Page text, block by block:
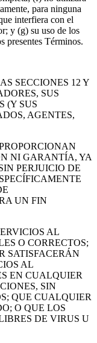
para ninguna
interfiera con el
y (g) su uso de los
presentes Términos.
SECCIONES 12 Y
SUS
(Y SUS
AGENTES,
NI GARANTÍA, YA
PERJUICIO DE
UN FIN
AL
O CORRECTOS;
SATISFACERÁN
AL
EN CUALQUIER
SIN
QUE CUALQUIER
O QUE LOS
DE VIRUS U